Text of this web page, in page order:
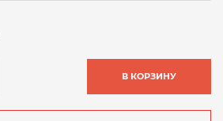
В КОРЗИНУ